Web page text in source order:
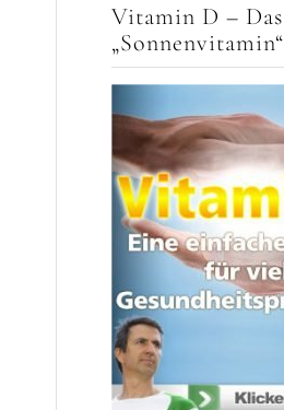
Vitamin D – Das
„Sonnenvitamin“